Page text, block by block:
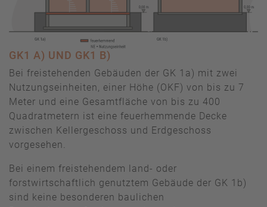
GK1 A) UND GK1 B)
Bei freistehenden Gebäuden der GK 1a) mit zwei
Nutzungseinheiten, einer Höhe (OKF) von bis zu 7
Meter und eine Gesamtfläche von bis zu 400
Quadratmetern ist eine feuerhemmende Decke
zwischen Kellergeschoss und Erdgeschoss
vorgesehen.
Bei einem freistehendem land- oder
forstwirtschaftlich genutztem Gebäude der GK 1b)
sind keine besonderen baulichen